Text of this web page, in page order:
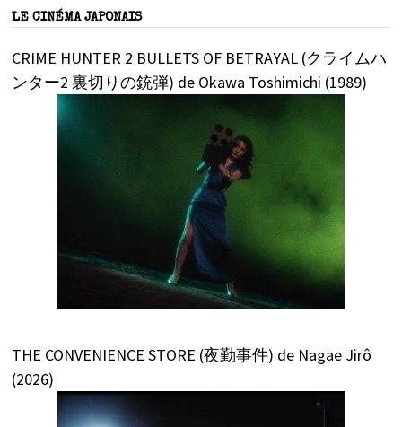
LE CINÉMA JAPONAIS
CRIME HUNTER 2 BULLETS OF BETRAYAL (クライムハ
ンター2 裏切りの銃弾) de Okawa Toshimichi (1989)
THE CONVENIENCE STORE (夜勤事件) de Nagae Jirô
(2026)